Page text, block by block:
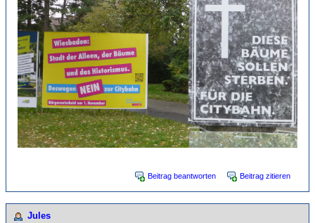
Beitrag beantworten Beitrag zitieren
Jules